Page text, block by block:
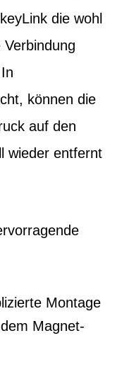
die wohl
können die
auf den
wieder entfernt
Montage
Magnet-